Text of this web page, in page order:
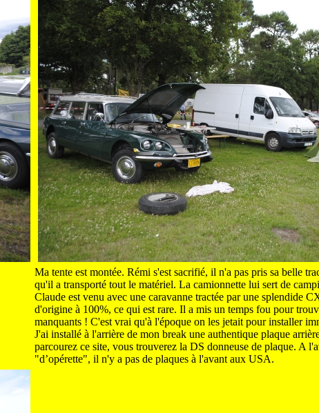
Ma tente est montée. Rémi s'est sacrifié, il n'a pas pris sa belle
qu'il a transporté tout le matériel. La camionnette lui sert de
Claude est venu avec une caravanne tractée par une splendide
d'origine à 100%, ce qui est rare. Il a mis un temps fou pour
manquants ! C'est vrai qu'à l'époque on les jetait pour installer
J'ai installé à l'arrière de mon break une authentique plaque
parcourez ce site, vous trouverez la DS donneuse de plaque. A
"d’opérette", il n'y a pas de plaques à l'avant aux USA.